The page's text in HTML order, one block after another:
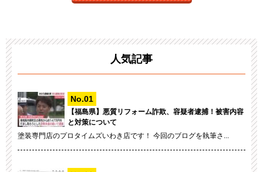
人気記事
【福島県】悪質リフォーム詐欺、容疑者逮捕！被害内容
と対策について
塗装専門店のプロタイムズいわき店です！ 今回のブログを執筆さ...